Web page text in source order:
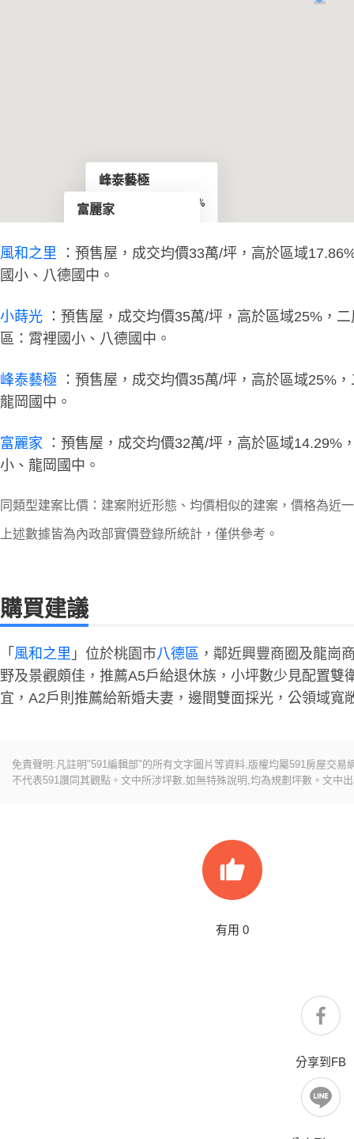
峰泰藝極
35~38萬/坪
25%
1筆
富麗家
50筆
風和之里
：預售屋，成交均價33萬/坪，高於區域
國小、八德國中。
小蒔光 ：預售屋，成交均價35萬/坪，高於區域25%，
區：霄裡國小、八德國中。
峰泰藝極
：預售屋，成交均價35萬/坪，高於區域25%
龍岡國中。
富麗家
：預售屋，成交均價32萬/坪，高於區域
小、龍岡國中。
同類型建案比價：建案附近形態、均價相似的建案，價格為近
上述數據皆為內政部實價登錄所統計，僅供參考。
購買建議
「 風和之里 」位於桃園市八德區 ，鄰近興豐商圈及龍崗
野及景觀頗佳，推薦A5戶給退休族，小坪數少見配置雙
宜，A2戶則推薦給新婚夫妻，邊間雙面採光，公領域寬
免責聲明:凡註明"591編輯部"的所有文字圖片等資料,版權均屬591房屋交
不代表591讚同其觀點。文中所涉坪數,如無特殊說明,均為規劃坪數。文中
有用 0
分享到FB